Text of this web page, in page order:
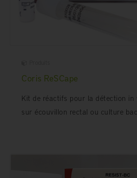
Coris ReSCape
Kit de réactifs pour la détection in
sur écouvillon rectal ou culture